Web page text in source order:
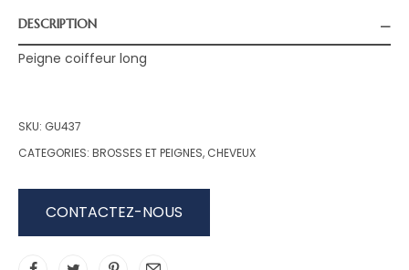
DESCRIPTION
Peigne coiffeur long
SKU: GU437
CATEGORIES: BROSSES ET PEIGNES, CHEVEUX
CONTACTEZ-NOUS